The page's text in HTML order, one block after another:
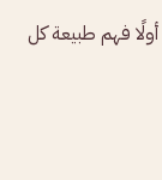
فهم طبيعة كل